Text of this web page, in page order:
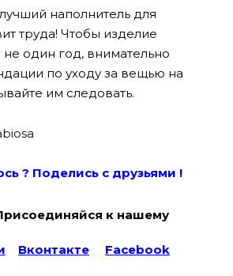
наполнитель для
труда! Чтобы изделие
один год, внимательно
по уходу за вещью на
им следовать.
? Поделись с друзьями !
к нашему
Вконтакте
Facebook